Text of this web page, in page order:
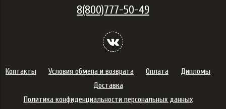
8(800)777-50-49
Контакты Условия обмена и возврата Оплата
Дипломы
Доставка
Политика конфиденциальности персональных данных